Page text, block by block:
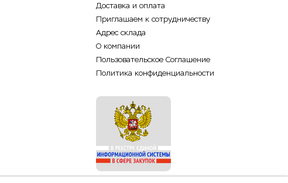
Доставка и оплата
Приглашаем к сотрудничеству
Адрес склада
О компании
Пользовательское Соглашение
Политика конфиденциальности